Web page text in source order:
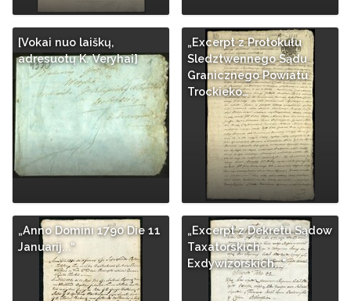
[Vokai nuo laiškų,
adresuotų K. Veryhai]
„Excerpt z Protokułu
Sledztwennego Sądu
Granicznego Powiatu
Trockieko…
„Anno Domini 1790 Die 11
Januarij...“
„Excerpt z Dekretu Sądow
Taxatorskich
Exdywizorskich..."